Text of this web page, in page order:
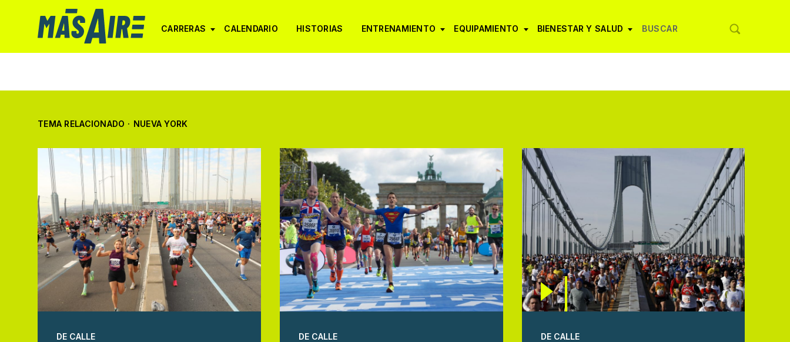
CARRERAS CALENDARIO HISTORIAS ENTRENAMIENTO EQUIPAMIENTO BIENESTAR Y SALUD
TEMA RELACIONADO · NUEVA YORK
DE CALLE DE CALLE DE CALLE